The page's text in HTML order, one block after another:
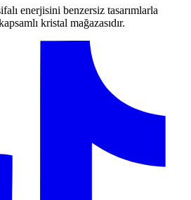
enerjisini benzersiz tasarımlarla
kristal mağazasıdır.